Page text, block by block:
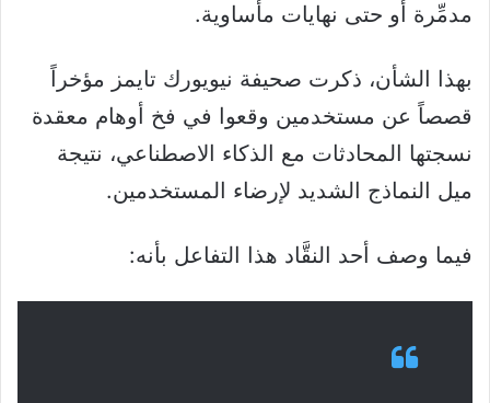
مدمِّرة أو حتى نهايات مأساوية.
بهذا الشأن، ذكرت صحيفة نيويورك تايمز مؤخراً
قصصاً عن مستخدمين وقعوا في فخ أوهام معقدة
نسجتها المحادثات مع الذكاء الاصطناعي، نتيجة
ميل النماذج الشديد لإرضاء المستخدمين.
فيما وصف أحد النقَّاد هذا التفاعل بأنه: